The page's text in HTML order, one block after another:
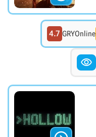
4.7 GRYOnline
